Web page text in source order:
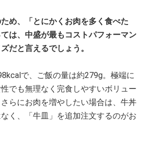
め、「とにかくお肉を多く食べた
は、中盛が最もコストパフォーマン
だと言えるでしょう。
で、ご飯の量は約279g。極端に
でも無理なく完食しやすいボリュー
らにお肉を増やしたい場合は、牛丼
く、「牛皿」を追加注文するのがお